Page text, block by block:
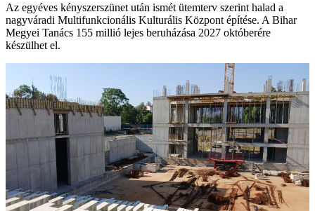
Az egyéves kényszerszünet után ismét ütemterv szerint halad a
nagyváradi Multifunkcionális Kulturális Központ építése. A Bihar
Megyei Tanács 155 millió lejes beruházása 2027 októberére
készülhet el.